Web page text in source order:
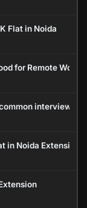
Flat in Noida
for Remote Work?
interview
in Noida Extension?